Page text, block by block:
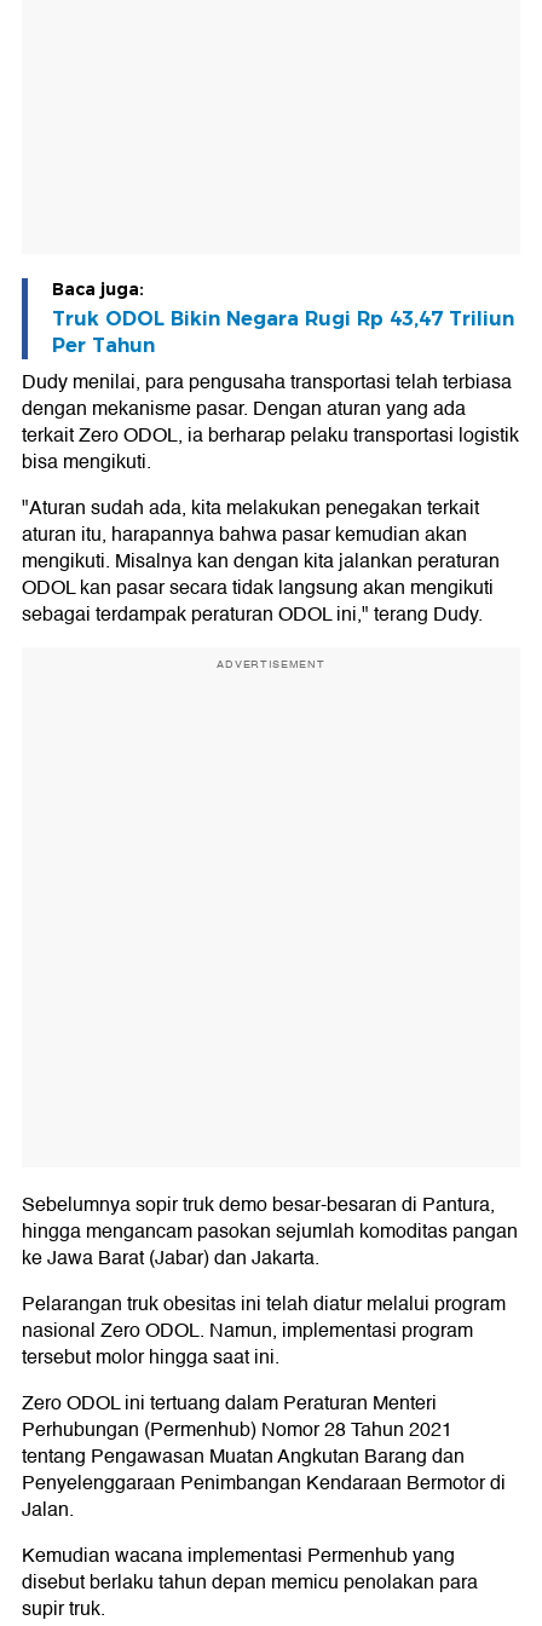
Baca juga:
Truk ODOL Bikin Negara Rugi Rp 43,47 Triliun
Per Tahun
Dudy menilai, para pengusaha transportasi telah terbiasa
dengan mekanisme pasar. Dengan aturan yang ada
terkait Zero ODOL, ia berharap pelaku transportasi logistik
bisa mengikuti.
"Aturan sudah ada, kita melakukan penegakan terkait
aturan itu, harapannya bahwa pasar kemudian akan
mengikuti. Misalnya kan dengan kita jalankan peraturan
ODOL kan pasar secara tidak langsung akan mengikuti
sebagai terdampak peraturan ODOL ini," terang Dudy.
ADVERTISEMENT
Sebelumnya sopir truk demo besar-besaran di Pantura,
hingga mengancam pasokan sejumlah komoditas pangan
ke Jawa Barat (Jabar) dan Jakarta.
Pelarangan truk obesitas ini telah diatur melalui program
nasional Zero ODOL. Namun, implementasi program
tersebut molor hingga saat ini.
Zero ODOL ini tertuang dalam Peraturan Menteri
Perhubungan (Permenhub) Nomor 28 Tahun 2021
tentang Pengawasan Muatan Angkutan Barang dan
Penyelenggaraan Penimbangan Kendaraan Bermotor di
Jalan.
Kemudian wacana implementasi Permenhub yang
disebut berlaku tahun depan memicu penolakan para
supir truk.